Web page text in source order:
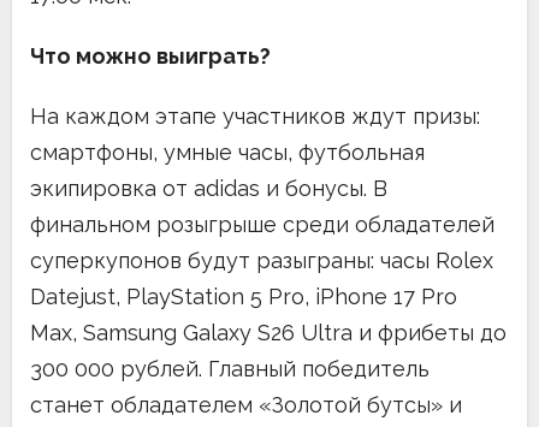
Что можно выиграть?
На каждом этапе участников ждут призы:
смартфоны, умные часы, футбольная
экипировка от adidas и бонусы. В
финальном розыгрыше среди обладателей
суперкупонов будут разыграны: часы Rolex
Datejust, PlayStation 5 Pro, iPhone 17 Pro
Max, Samsung Galaxy S26 Ultra и фрибеты до
300 000 рублей. Главный победитель
станет обладателем «Золотой бутсы» и